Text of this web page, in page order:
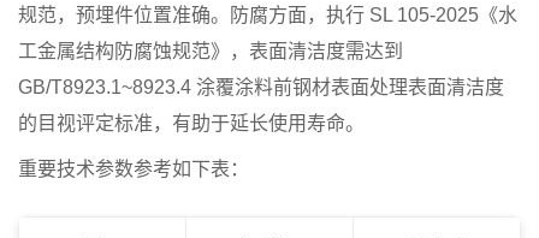
规范，预埋件位置准确。防腐方面，执行 SL 105-2025《水
工金属结构防腐蚀规范》，表面清洁度需达到
GB/T8923.1~8923.4 涂覆涂料前钢材表面处理表面清洁度
的目视评定标准，有助于延长使用寿命。
重要技术参数参考如下表：